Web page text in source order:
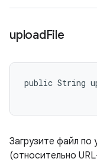
uploadFile
public String
Загрузите файл по
(относительно